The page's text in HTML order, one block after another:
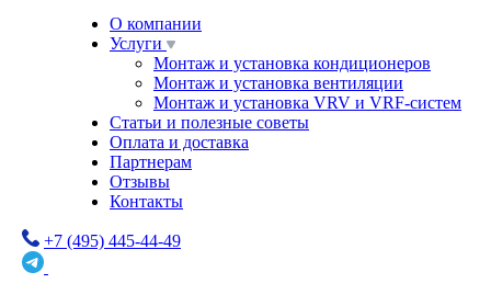
О компании
Услуги
Монтаж и установка кондиционеров
Монтаж и установка вентиляции
Монтаж и установка VRV и VRF-систем
Статьи и полезные советы
Оплата и доставка
Партнерам
Отзывы
Контакты
+7 (495) 445-44-49